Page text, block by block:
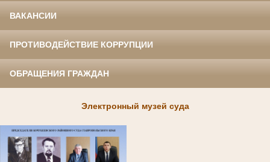
ВАКАНСИИ
ПРОТИВОДЕЙСТВИЕ КОРРУПЦИИ
ОБРАЩЕНИЯ ГРАЖДАН
Электронный музей суда